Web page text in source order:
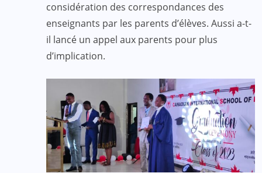
considération des correspondances des
enseignants par les parents d’élèves. Aussi a-t-
il lancé un appel aux parents pour plus
d’implication.